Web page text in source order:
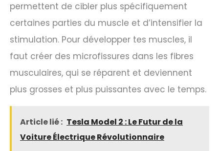
permettent de cibler plus spécifiquement
certaines parties du muscle et d’intensifier la
stimulation. Pour développer tes muscles, il
faut créer des microfissures dans les fibres
musculaires, qui se réparent et deviennent
plus grosses et plus puissantes avec le temps.
Article lié : Tesla Model 2 : Le Futur de la
Voiture Électrique Révolutionnaire